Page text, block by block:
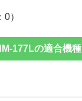
）
177Lの適合機種